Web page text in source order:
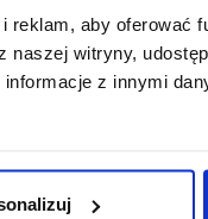
aby oferować
witryny,
z innymi